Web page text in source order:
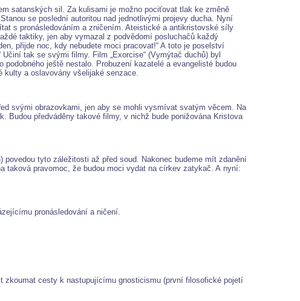
satanských sil. Za kulisami je možno pociťovat tlak ke změně
se poslední autoritou nad jednotlivými projevy ducha. Nyní
s pronásledováním a zničením. Ateistické a antikristovské síly
taktiky, jen aby vymazal z podvědomí posluchačů každý
přijde noc, kdy nebudete moci pracovat!“ A toto je poselství
tak se svými filmy. Film „Exorcise“ (Vymýtač duchů) byl
ještě nestalo. Probuzení kazatelé a evangelisté budou
kulty a oslavovány všelijaké senzace.
svými obrazovkami, jen aby se mohli vysmívat svatým věcem. Na
Budou předváděny takové filmy, v nichž bude ponižována Kristova
tyto záležitosti až před soud. Nakonec budeme mít zdanění
taková pravomoc, že budou moci vydat na církev zatykač. A nyní:
pronásledování a ničení.
zkoumat cesty k nastupujícímu gnosticismu (první filosofické pojetí